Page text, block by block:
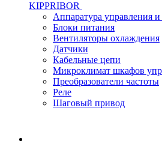
KIPPRIBOR
Аппаратура управления
Блоки питания
Вентиляторы охлаждения
Датчики
Кабельные цепи
Микроклимат шкафов
Преобразователи частоты
Реле
Шаговый привод